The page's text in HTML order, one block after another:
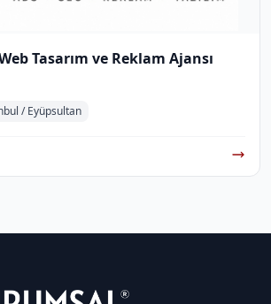
Tasarım ve Reklam Ajansı
/ Eyüpsultan